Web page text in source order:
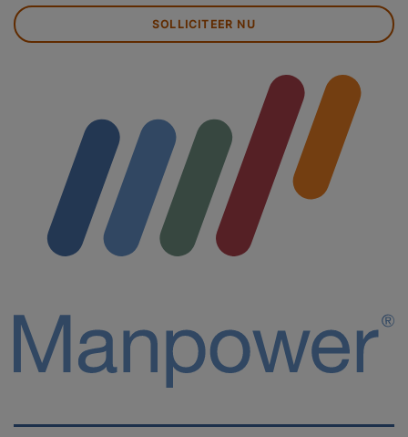
SOLLICITEER NU